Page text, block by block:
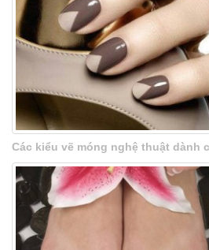
Các kiểu vẽ móng nghệ thuật dành